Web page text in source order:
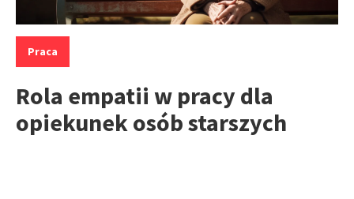
Kategorie:
Praca
Rola empatii w pracy dla
opiekunek osób starszych